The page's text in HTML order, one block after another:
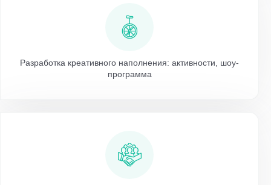
Разработка креативного наполнения: активности, шоу-
программа